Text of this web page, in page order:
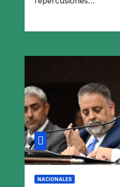
NACIONALES